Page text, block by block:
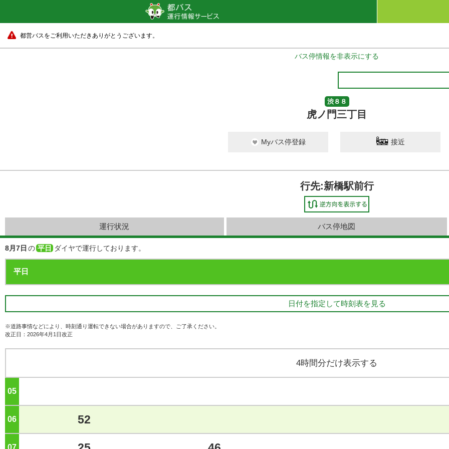
都営バスをご利用いただきありがとうございます。
バス停情報を非表示にする
渋８８
虎ノ門三丁目
Myバス停登録 接近
行先:新橋駅前行
運行状況 バス停地図
8月7日 の 平日 ダイヤで運行しております。
日付を指定して時刻表を見る
※道路事情などにより、時刻通り運転できない場合がありますので、ご了承ください。
改正日：2026年4月1日改正
4時間分だけ表示する
05
06 52
07